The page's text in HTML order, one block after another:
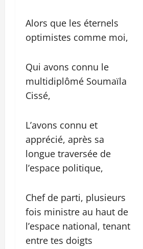
Alors que les éternels
optimistes comme moi,
Qui avons connu le
multidiplômé Soumaïla
Cissé,
L’avons connu et
apprécié, après sa
longue traversée de
l’espace politique,
Chef de parti, plusieurs
fois ministre au haut de
l’espace national, tenant
entre tes doigts